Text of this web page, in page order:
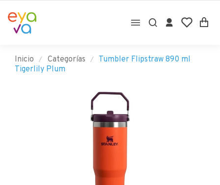

Inicio Categorías
Tumbler Flipstraw 890 ml
Tigerlily Plum